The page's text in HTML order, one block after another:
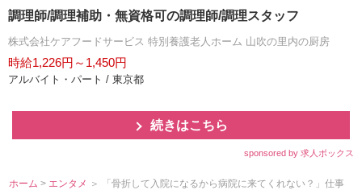
調理師/調理補助・無資格可の調理師/調理スタッフ
株式会社ケアフードサービス 特別養護老人ホーム 山吹の里内の厨房
時給1,226円～1,450円
アルバイト・パート / 東京都
続きはこちら
sponsored by 求人ボックス
ホーム > エンタメ ＞ 「骨折して入院になるから病院に来てくれない？」仕事